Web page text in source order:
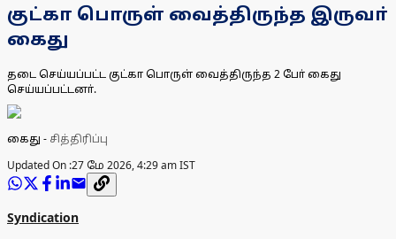
குட்கா பொருள் வைத்திருந்த இருவா்
கைது
தடை செய்யப்பட்ட குட்கா பொருள் வைத்திருந்த 2 போ் கைது
செய்யப்பட்டனா்.
கைது - சித்திரிப்பு
Updated On :27 மே 2026, 4:29 am IST
Syndication